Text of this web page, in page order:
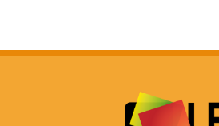
Coriandre - Uelhs d'estela